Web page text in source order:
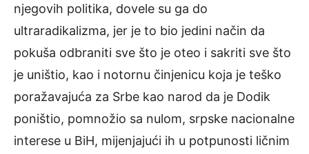
njegovih politika, dovele su ga do
ultraradikalizma, jer je to bio jedini način da
pokuša odbraniti sve što je oteo i sakriti sve što
je uništio, kao i notornu činjenicu koja je teško
poražavajuća za Srbe kao narod da je Dodik
poništio, pomnožio sa nulom, srpske nacionalne
interese u BiH, mijenjajući ih u potpunosti ličnim